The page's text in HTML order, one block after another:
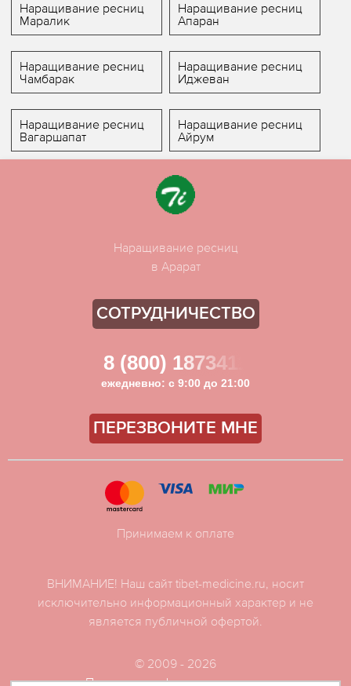
Наращивание ресниц
Маралик
Наращивание ресниц
Апаран
Наращивание ресниц
Чамбарак
Наращивание ресниц
Иджеван
Наращивание ресниц
Вагаршапат
Наращивание ресниц
Айрум
Наращивание ресниц
в Арарат
СОТРУДНИЧЕСТВО
8 (800) 1873411
ежедневно: с 9:00 до 21:00
ПЕРЕЗВОНИТЕ МНЕ
ВНИМАНИЕ! Наш сайт tibet-medicine.ru, носит
исключительно информационный характер и не
является публичной офертой.
© 2009 - 2026
Политика конфиденциальности
Принимаем к оплате